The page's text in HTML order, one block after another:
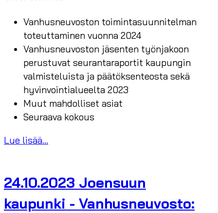
Vanhusneuvoston toimintasuunnitelman
toteuttaminen vuonna 2024
Vanhusneuvoston jäsenten työnjakoon
perustuvat seurantaraportit kaupungin
valmisteluista ja päätöksenteosta sekä
hyvinvointialueelta 2023
Muut mahdolliset asiat
Seuraava kokous
Lue lisää...
24.10.2023 Joensuun
kaupunki - Vanhusneuvosto: